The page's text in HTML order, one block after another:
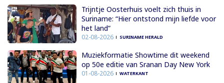
Trijntje Oosterhuis voelt zich thuis in
Suriname: “Hier ontstond mijn liefde voor
het land”
02-08-2026 SURINAME HERALD
Muziekformatie Showtime dit weekend
op 50e editie van Sranan Day New York
01-08-2026 WATERKANT